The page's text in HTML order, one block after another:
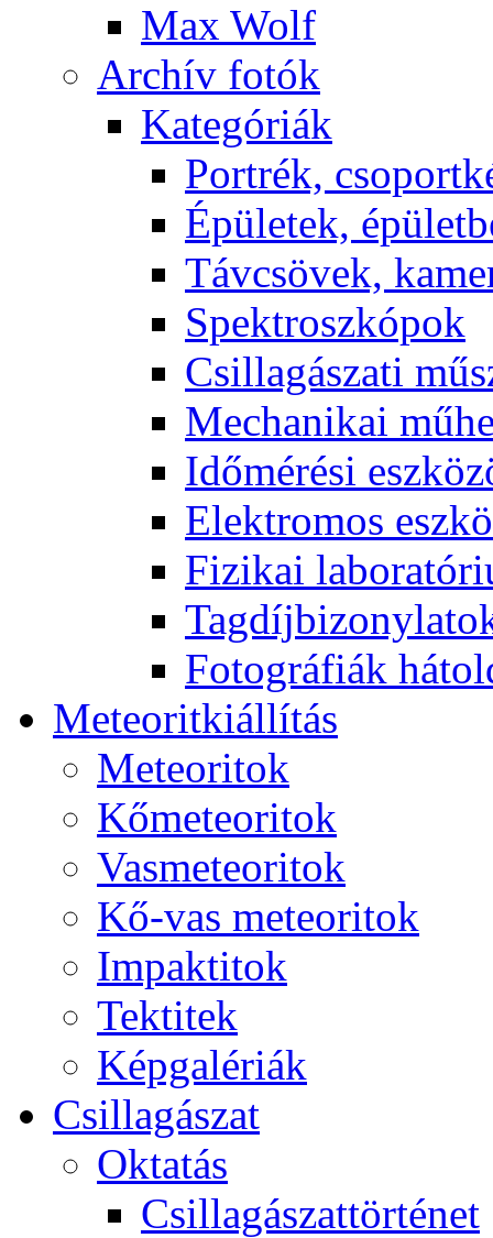
Max Wolf
Ar­chív fo­tók
Ka­te­gó­ri­ák
Port­rék,
Épü­le­tek,
Táv­csö­vek,
Spekt­rosz­kó­pok
Csil­la­gá­sza­ti
Me­cha­ni­kai
Idő­mé­ré­si
Elekt­ro­mos
Fi­zi­kai
Fo­tog­rá­fi­ák
Me­te­o­rit­ki­ál­lí­tás
Me­te­o­ri­tok
Kő­me­te­o­ri­tok
Vas­me­te­o­ri­tok
Kő-vas me­te­o­ri­tok
Imp­ak­ti­tok
Tek­ti­tek
Kép­ga­lé­ri­ák
Csil­la­gá­szat
Ok­ta­tás
Csil­la­gá­szat­tör­té­net